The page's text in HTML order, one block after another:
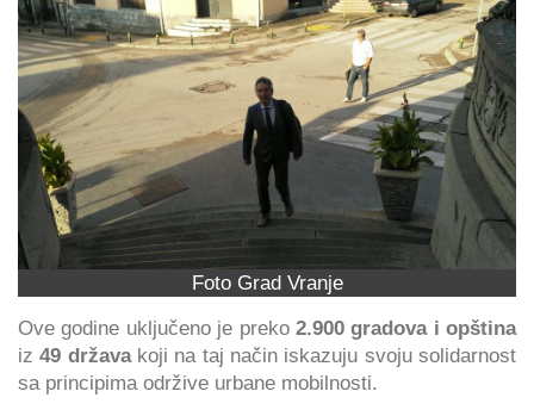
Foto Grad Vranje
Ove godine uključeno je preko 2.900 gradova i opština
iz49 država koji na taj način iskazuju svoju solidarnost
sa principima održive urbane mobilnosti.